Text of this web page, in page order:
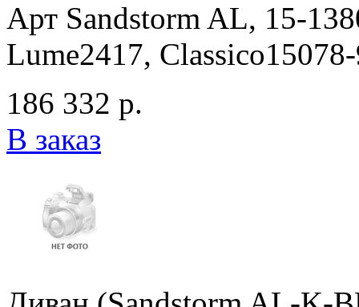
Арт Sandstorm AL, 15-
Lume2417,
186 332 р.
В заказ